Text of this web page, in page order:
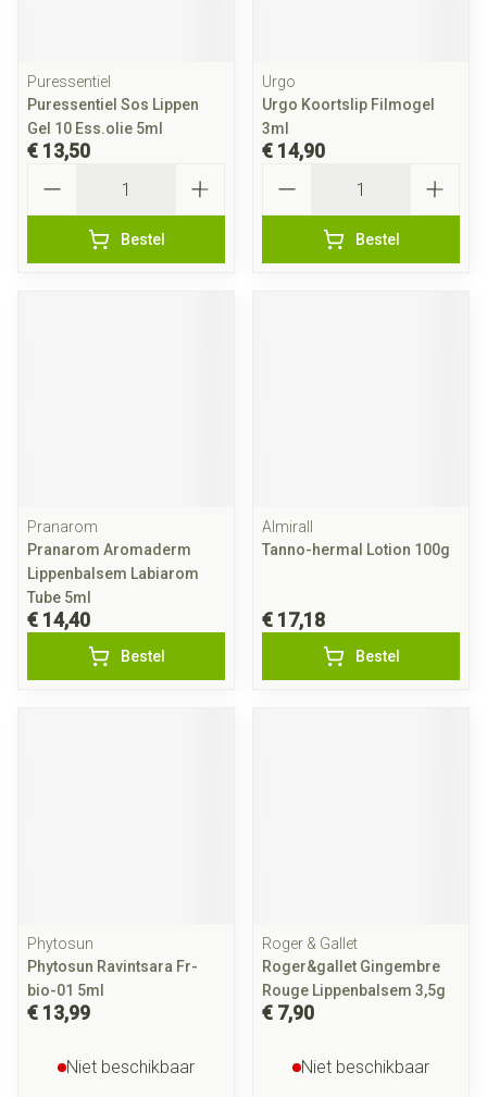
Puressentiel
Puressentiel Sos Lippen
Gel 10 Ess.olie 5ml
€ 13,50
Bestel
Urgo
Urgo Koortslip Filmogel
3ml
€ 14,90
Bestel
Pranarom
Pranarom Aromaderm
Lippenbalsem Labiarom
Tube 5ml
€ 14,40
Bestel
Almirall
Tanno-hermal Lotion 100g
€ 17,18
Bestel
Phytosun
Phytosun Ravintsara Fr-
bio-01 5ml
€ 13,99
Niet beschikbaar
Roger & Gallet
Roger&gallet Gingembre
Rouge Lippenbalsem 3,5g
€ 7,90
Niet beschikbaar